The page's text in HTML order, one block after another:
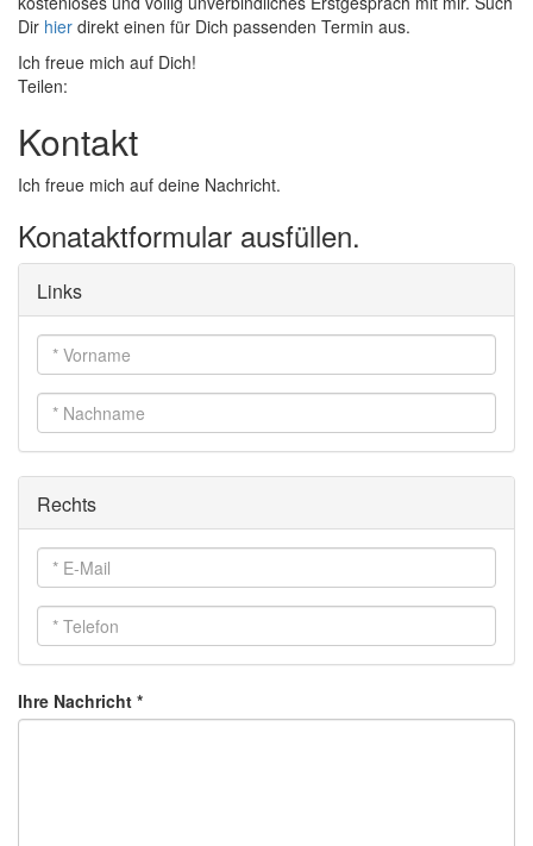
Dir hier direkt einen für Dich passenden Termin aus.
Ich freue mich auf Dich!
Teilen:
Kontakt
Ich freue mich auf deine Nachricht.
Konataktformular ausfüllen.
Links
Vorname
Nachname
Rechts
E-
Mail
*
Telefon
Ihre Nachricht *